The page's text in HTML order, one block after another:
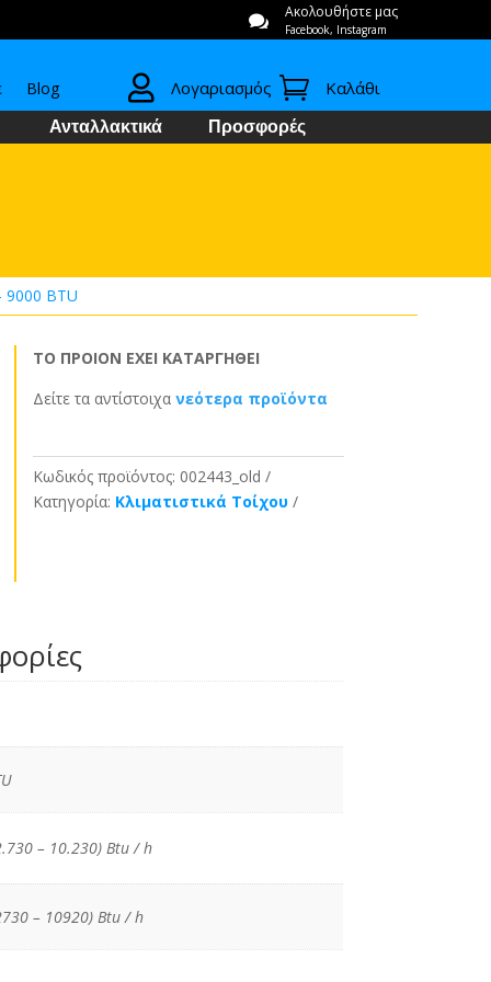
 Ακολουθήστε μας
Facebook, Instagram
Blog  Λογαριασμός  Καλάθι
Ανταλλακτικά Προσφορές
9000 BTU
ΤΟ ΠΡΟΙΟΝ ΕΧΕΙ ΚΑΤΑΡΓΗΘΕΙ
Δείτε τα αντίστοιχα νεότερα προϊόντα
Κωδικός προϊόντος: 002443_old
Κατηγορία: Κλιματιστικά Τοίχου
– 10.230) Btu / h
– 10920) Btu / h